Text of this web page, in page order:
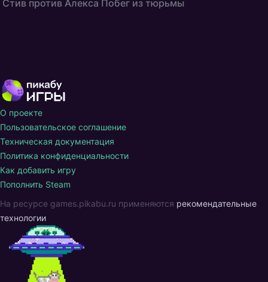
Стив против Алекса Побег из тюрьмы
О проекте
Пользовательское соглашение
Техническая документация
Политика конфиденциальности
Как добавить игру
Пополнить Steam
На ресурсе games.pikabu.ru применяются рекомендательные
технологии